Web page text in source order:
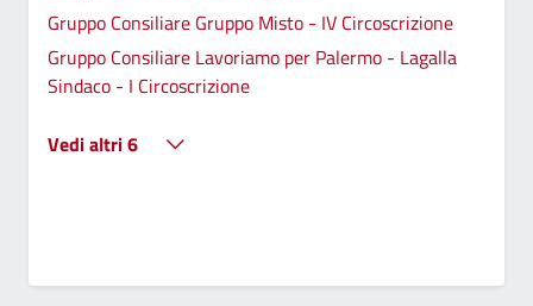
Gruppo Consiliare Gruppo Misto - IV Circoscrizione
Gruppo Consiliare Lavoriamo per Palermo - Lagalla
Sindaco - I Circoscrizione
Vedi altri 6